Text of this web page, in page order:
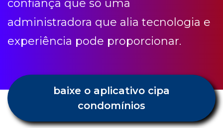
baixe o aplicativo cipa
condomínios
Condomínio etc
Receba todas as novidades e dicas
Cipa.